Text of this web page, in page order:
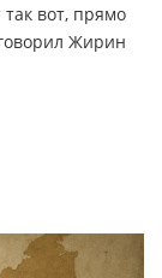
вот, прямо
Жирин